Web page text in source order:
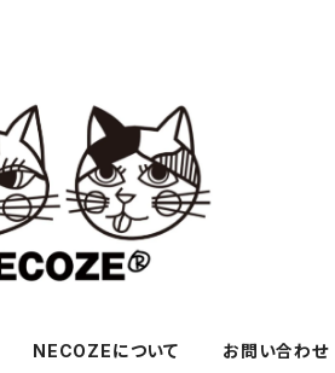
NECOZEについて お問い合わせ